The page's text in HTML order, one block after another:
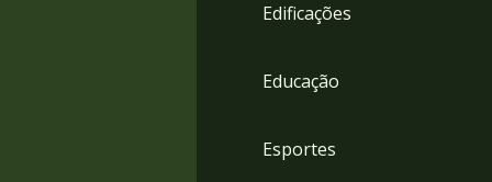
Edificações
Educação
Esportes